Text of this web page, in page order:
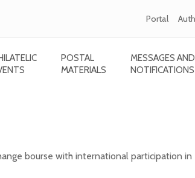
Portal
POSTAL
MATERIALS
MESSAGES AND
NOTIFICATIONS
bourse with international participation in